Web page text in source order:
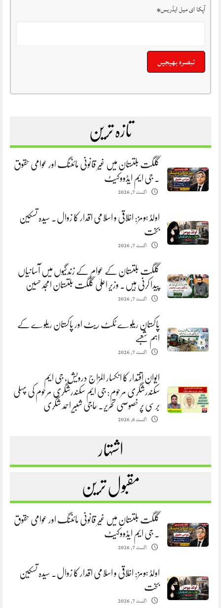
آپکا ای میل ایڈریس*
تازہ ترین
گلگت بلتستان میں غیر قانونی مائننگ اور عوامی حقوق
. جی ایم ایڈووکیٹ
اگست 7, 2026
اولڈ ہومز: اخلاقی و اسلامی اقدار کا زوال. سیدہ تسکین
بخت
اگست 7, 2026
گلگت بلتستان کے عوام کے زندگیوں میں آسانیاں
پیدا کرنی ہیں. وزیر اعلیٰ گلگت بلتستان امجد حسین
اگست 7, 2026
پاکستان ریلوے ٹکٹ ریٹ اور پاکستان ریلوے کے
اہم شعبے
اگست 7, 2026
ایوانِ اقتدار کا انکسار المزاج درویش، جی ایم
سکندرشگری مرحوم: جی ایم سکندرشگری مرحوم کی پہلی
برسی پر خصوصی تحریر. حاجی شبیر احمد شگری
اگست 6, 2026
اشتہار
مقبول ترین
گلگت بلتستان میں غیر قانونی مائننگ اور عوامی حقوق
. جی ایم ایڈووکیٹ
اگست 7, 2026
اولڈ ہومز: اخلاقی و اسلامی اقدار کا زوال. سیدہ تسکین
بخت
اگست 7, 2026